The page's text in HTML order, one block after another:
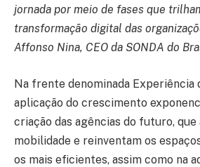
jornada por meio de fases que
transformação digital das
Affonso Nina, CEO da SONDA do
Na frente denominada Experiência
aplicação do crescimento
criação das agências do futuro, que
mobilidade e reinventam os
os mais eficientes, assim como na